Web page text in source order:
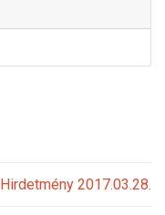
Hirdetmény 2017.03.28.